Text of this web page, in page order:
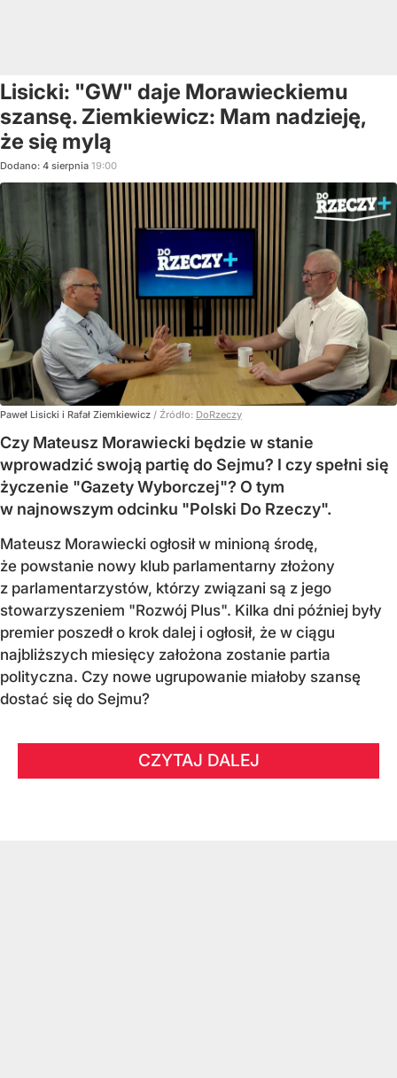
Lisicki: "GW" daje Morawieckiemu
szansę. Ziemkiewicz: Mam nadzieję,
że się mylą
Dodano: 4 sierpnia 19:00
Paweł Lisicki i Rafał Ziemkiewicz / Źródło: DoRzeczy
Czy Mateusz Morawiecki będzie w stanie
wprowadzić swoją partię do Sejmu? I czy spełni się
życzenie "Gazety Wyborczej"? O tym
w najnowszym odcinku "Polski Do Rzeczy".
Mateusz Morawiecki ogłosił w minioną środę,
że powstanie nowy klub parlamentarny złożony
z parlamentarzystów, którzy związani są z jego
stowarzyszeniem "Rozwój Plus". Kilka dni później były
premier poszedł o krok dalej i ogłosił, że w ciągu
najbliższych miesięcy założona zostanie partia
polityczna. Czy nowe ugrupowanie miałoby szansę
dostać się do Sejmu?
CZYTAJ DALEJ